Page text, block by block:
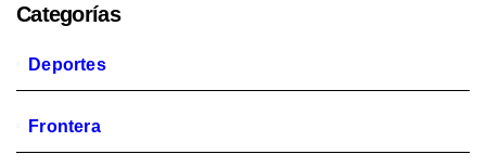
Categorías
Deportes
Frontera